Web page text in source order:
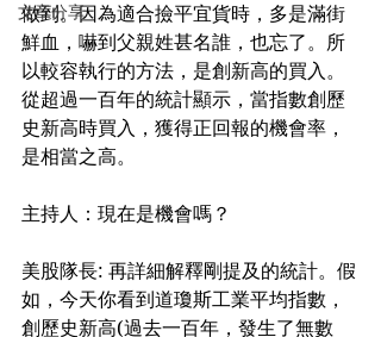
文章分享
做到。因為適合撿平宜貨時，多是滿街
鮮血，嚇到父親姓甚名誰，也忘了。所
以較容執行的方法，是創新高的買入。
從超過一百年的統計顯示，當指數創歷
史新高時買入，獲得正回報的機會率，
是相當之高。
主持人：現在是機會嗎？
美股隊長: 再詳細解釋剛提及的統計。假
如，今天你看到道瓊斯工業平均指數，
創歷史新高(過去一百年，發生了無數